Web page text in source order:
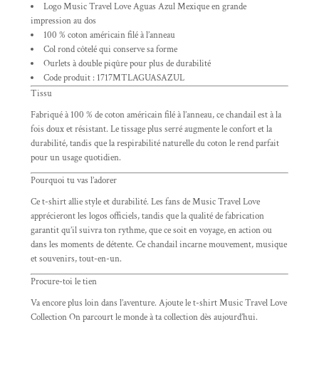
Logo Music Travel Love Aguas Azul Mexique en grande
impression au dos
100 % coton américain filé à l’anneau
Col rond côtelé qui conserve sa forme
Ourlets à double piqûre pour plus de durabilité
Code produit : 1717MTLAGUASAZUL
Tissu
Fabriqué à 100 % de coton américain filé à l’anneau, ce chandail est à la
fois doux et résistant. Le tissage plus serré augmente le confort et la
durabilité, tandis que la respirabilité naturelle du coton le rend parfait
pour un usage quotidien.
Pourquoi tu vas l’adorer
Ce t-shirt allie style et durabilité. Les fans de Music Travel Love
apprécieront les logos officiels, tandis que la qualité de fabrication
garantit qu’il suivra ton rythme, que ce soit en voyage, en action ou
dans les moments de détente. Ce chandail incarne mouvement, musique
et souvenirs, tout-en-un.
Procure-toi le tien
Va encore plus loin dans l’aventure. Ajoute le t-shirt Music Travel Love
Collection On parcourt le monde à ta collection dès aujourd’hui.